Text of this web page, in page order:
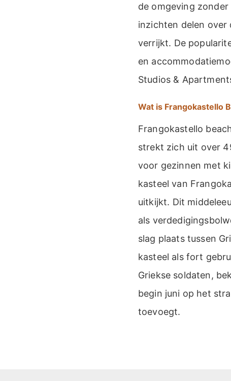
de omgeving
inzichten delen over
verrijkt. De
en
Studios &
Wat is Frangokastello
Frangokastello
strekt zich uit over
voor gezinnen met
kasteel van
uitkijkt. Dit
als
slag plaats tussen
kasteel als fort
Griekse soldaten,
begin juni op het
toevoegt.